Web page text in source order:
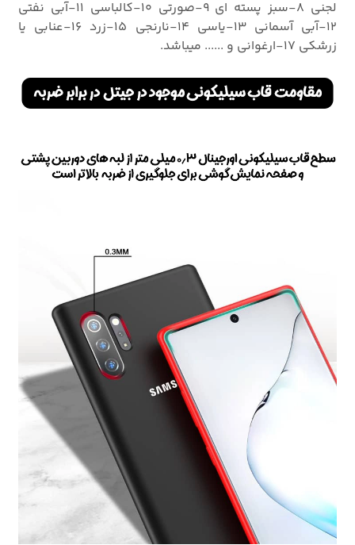
لجنی 8-سبز پسته ای 9-صورتی 10-کالباسی 11-آبی نفتی
12-آبی آسمانی 13-یاسی 14-نارنجی 15-زرد 16-عنابی یا
زرشکی 17-ارغوانی و ...... میباشد.